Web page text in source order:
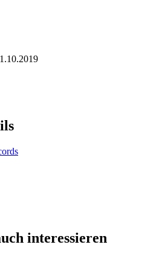
interessieren